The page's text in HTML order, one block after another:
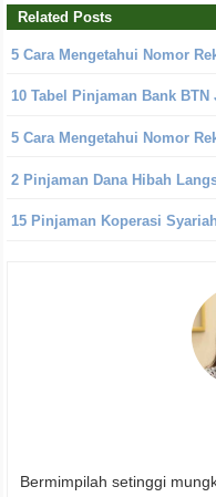
Related Posts
5 Cara Mengetahui Nomor
10 Tabel Pinjaman Bank
5 Cara Mengetahui Nomor
2 Pinjaman Dana Hibah
15 Pinjaman Koperasi
Bermimpilah setinggi